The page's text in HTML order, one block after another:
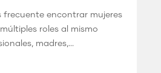
frecuente encontrar mujeres
roles al mismo
madres,...